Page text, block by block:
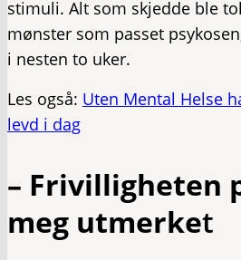
stimuli. Alt som skjedde ble
mønster som passet
i nesten to uker.
Les også: Uten Mental Helse
levd i dag
– Frivilligheten
meg utmerket